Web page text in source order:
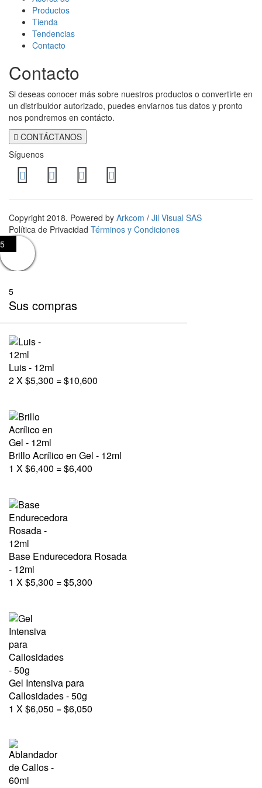
Productos
Tienda
Tendencias
Contacto
Contacto
Si deseas conocer más sobre nuestros productos o convertirte en
un distribuidor autorizado, puedes enviarnos tus datos y pronto
nos pondremos en contácto.
CONTÁCTANOS
Síguenos
Copyright 2018. Powered by Arkcom / Jil Visual SAS
Política de Privacidad Términos y Condiciones
5
5
Sus compras
Luis - 12ml
2X$5,300 =$10,600
Brillo Acrílico en Gel - 12ml
1 X$6,400 =$6,400
Base Endurecedora Rosada
- 12ml
1 X$5,300 =$5,300
Gel Intensiva para
Callosidades - 50g
1 X$6,050 =$6,050